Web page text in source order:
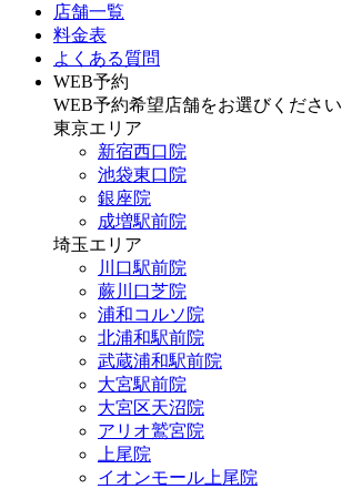
店舗一覧
料金表
よくある質問
WEB予約
WEB予約希望店舗をお選びください
東京エリア
新宿西口院
池袋東口院
銀座院
成増駅前院
埼玉エリア
川口駅前院
蕨川口芝院
浦和コルソ院
北浦和駅前院
武蔵浦和駅前院
大宮駅前院
大宮区天沼院
アリオ鷲宮院
上尾院
イオンモール上尾院